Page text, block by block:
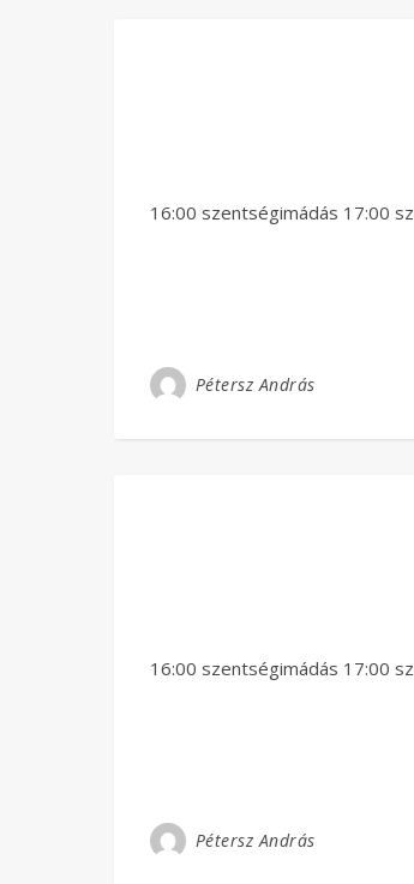
16:00 szentségimádás 17:00
Pétersz András
16:00 szentségimádás 17:00
Pétersz András